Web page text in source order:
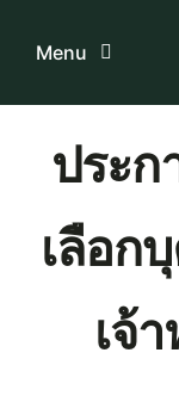
Menu
Home
ระบบบริการสม
ประ
เลือก
เจ้